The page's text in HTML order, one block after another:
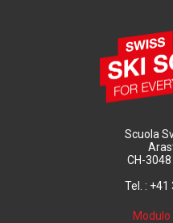
Scuola
CH-
Tel. : +41